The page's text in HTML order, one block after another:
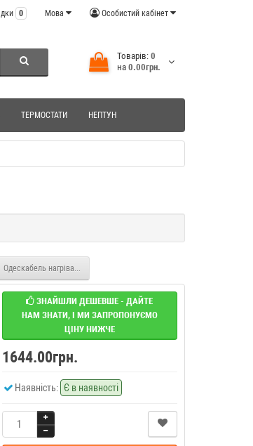
Особистий кабінет
Мова
0
Товарів: 0
на 0.00грн.
ТЕРМОСТАТИ НЕПТУН
Одескабель нагрівальний мат OK-hot 145Вт 1.7x0.5м (0.85 м2)
ЗНАЙШЛИ ДЕШЕВШЕ - ДАЙТЕ
НАМ ЗНАТИ, І МИ ЗАПРОПОНУЄМО
ЦІНУ НИЖЧЕ
1644.00грн.
Наявність: Є в наявності